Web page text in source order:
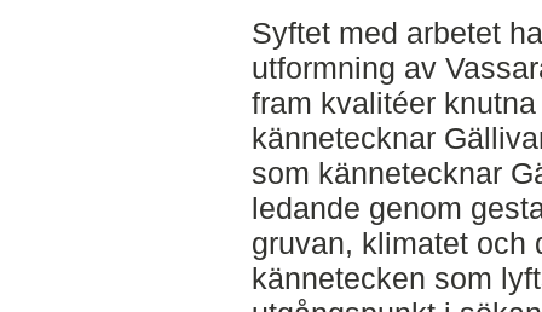
Syftet med arbetet
utformning av
fram kvalitéer
kännetecknar
som kännetecknar
ledande genom
gruvan, klimatet och
kännetecken som